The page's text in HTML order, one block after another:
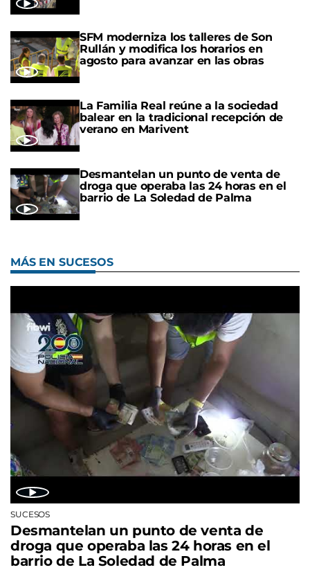
SFM moderniza los talleres de Son
Rullán y modifica los horarios en
agosto para avanzar en las obras
La Familia Real reúne a la sociedad
balear en la tradicional recepción de
verano en Marivent
Desmantelan un punto de venta de
droga que operaba las 24 horas en el
barrio de La Soledad de Palma
MÁS EN SUCESOS
SUCESOS
Desmantelan un punto de venta de
droga que operaba las 24 horas en el
barrio de La Soledad de Palma